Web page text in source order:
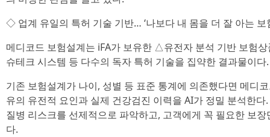
◇ 업계 유일의 특허 기술 기반… ‘나보다 내 몸을 더 잘 아는 보
메디코드 보험설계는 iFA가 보유한 △유전자 분석 기반 보험
슈테크 시스템 등 다수의 독자 특허 기술을 집약한 결과물이다.
기존 보험설계가 나이, 성별 등 표준 통계에 의존했다면 메디
유의 유전적 요인과 실제 건강검진 이력을 AI가 정밀 분석한
질병 리스크를 선제적으로 파악하고, 고객에게 꼭 필요한 보
다.